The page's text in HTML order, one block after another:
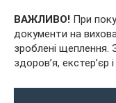
ВАЖЛИВО! При
документи на
зроблені щеплення.
здоров’я, екстер’єр